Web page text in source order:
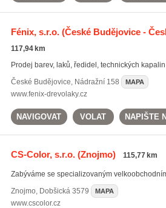
Fénix, s.r.o.(České Budějovice -
117,94 km
Prodej barev, laků, ředidel, technických
České Budějovice, Nádražní 158 MAPA
www.fenix-drevolaky.cz
NAVIGOVAT VOLAT NAPIŠTE
CS-Color, s.r.o.(Znojmo) 115,77 km
Zabýváme se specializovaným
Znojmo, Dobšická 3579 MAPA
www.cscolor.cz